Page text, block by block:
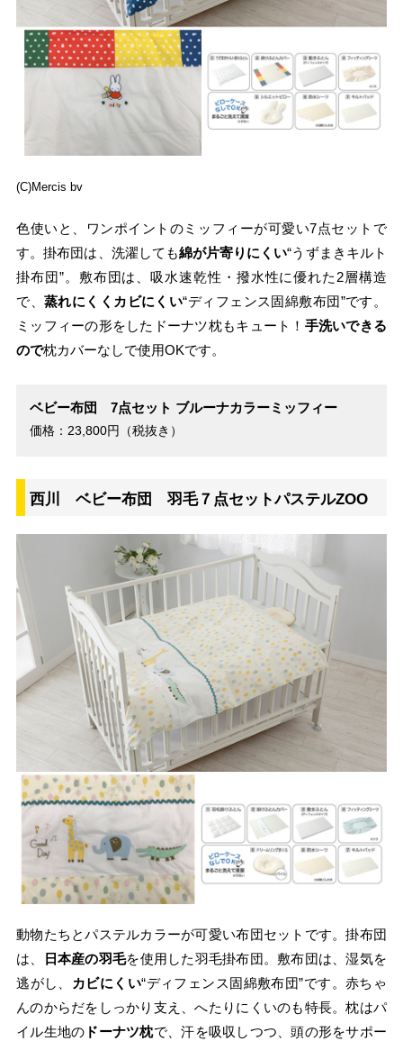
(C)Mercis bv
色使いと、ワンポイントのミッフィーが可愛い7点セットで
す。掛布団は、洗濯しても綿が片寄りにくい“うずまきキルト
掛布団”。敷布団は、吸水速乾性・撥水性に優れた2層構造
で、蒸れにくくカビにくい“ディフェンス固綿敷布団”です。
ミッフィーの形をしたドーナツ枕もキュート！ 手洗いできる
ので枕カバーなしで使用OKです。
ベビー布団 7点セット ブルーナカラーミッフィー
価格：23,800円（税抜き）
西川 ベビー布団 羽毛７点セットパステルZOO
動物たちとパステルカラーが可愛い布団セットです。掛布団
は、
日本産の羽毛を使用した羽毛掛布団。敷布団は、湿気を
逃がし、
カビにくい“ディフェンス固綿敷布団”です。赤ちゃ
んのからだをしっかり支え、へたりにくいのも特長。枕はパ
イル生地の ドーナツ枕で、汗を吸収しつつ、頭の形をサポー